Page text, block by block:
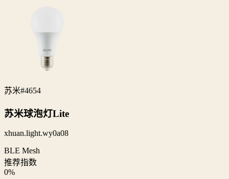
苏米#4654
苏米球泡灯Lite
xhuan.light.wy0a08
BLE Mesh
推荐指数
0%